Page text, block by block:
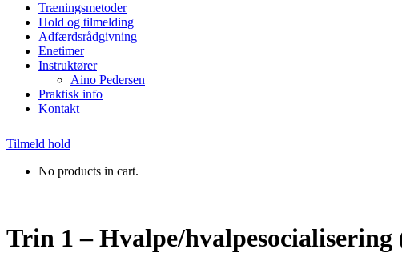
Træningsmetoder
Hold og tilmelding
Adfærdsrådgivning
Enetimer
Instruktører
Aino Pedersen
Praktisk info
Kontakt
Tilmeld hold
No products in cart.
Trin 1 – Hvalpe/